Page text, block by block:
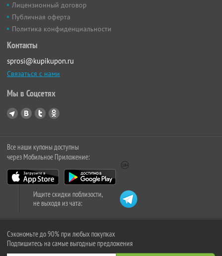
Лицензионный договор
Публичная оферта
Политика конфиденциальности
Контакты
sprosi@kupikupon.ru
Связаться с нами
Мы в Соцсетях
Все наши купоны доступны
через Мобильное Приложение:
Ищите скидки поблизости,
не выходя из чата:
Сэкономьте до 90% при любых покупках
Подпишитесь на самые выгодные предложения